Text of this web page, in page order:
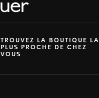
TROUVEZ LA BOUTIQUE LA
PLUS PROCHE DE CHEZ
VOUS